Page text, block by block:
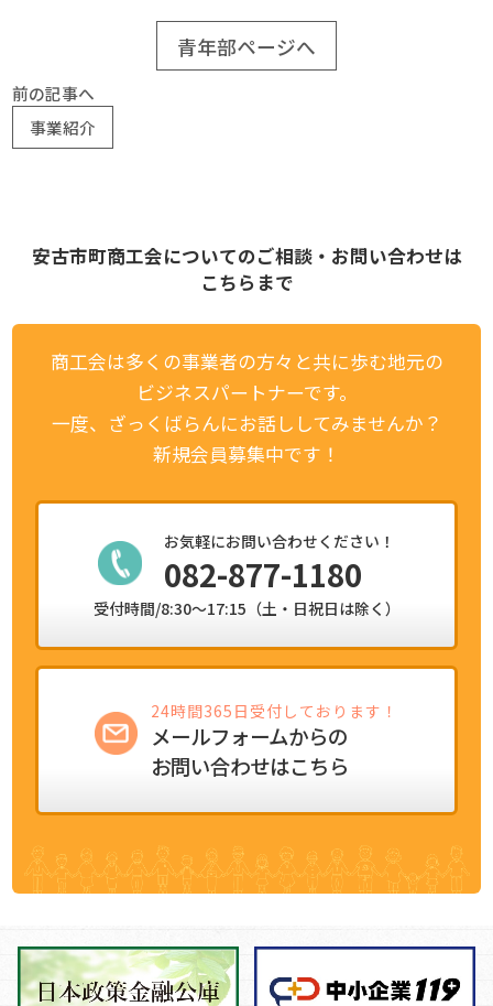
青年部ページへ
前の記事へ
事業紹介
安古市町商工会についてのご相談・お問い合わせは
こちらまで
商工会は多くの事業者の方々と共に歩む地元の
ビジネスパートナーです。
一度、ざっくばらんにお話ししてみませんか？
新規会員募集中です！
お気軽にお問い合わせください！
082-877-1180
受付時間/8:30～17:15（土・日祝日は除く）
24時間365日受付しております！
メールフォームからの
お問い合わせはこちら